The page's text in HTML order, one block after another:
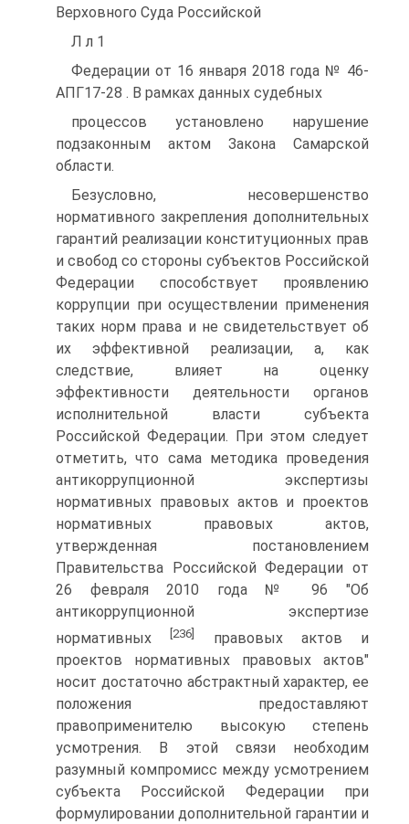
Верховного Суда Российской
Л л 1
Федерации от 16 января 2018 года № 46-
АПГ17-28 . В рамках данных судебных
процессов установлено нарушение
подзаконным актом Закона Самарской
области.
Безусловно, несовершенство
нормативного закрепления дополнительных
гарантий реализации конституционных прав
и свобод со стороны субъектов Российской
Федерации способствует проявлению
коррупции при осуществлении применения
таких норм права и не свидетельствует об
их эффективной реализации, а, как
следствие, влияет на оценку
эффективности деятельности органов
исполнительной власти субъекта
Российской Федерации. При этом следует
отметить, что сама методика проведения
антикоррупционной экспертизы
нормативных правовых актов и проектов
нормативных правовых актов,
утвержденная постановлением
Правительства Российской Федерации от
26 февраля 2010 года № 96 "Об
антикоррупционной экспертизе
нормативных[236]
правовых актов и
проектов нормативных правовых актов"
носит достаточно абстрактный характер, ее
положения предоставляют
правоприменителю высокую степень
усмотрения. В этой связи необходим
разумный компромисс между усмотрением
субъекта Российской Федерации при
формулировании дополнительной гарантии и